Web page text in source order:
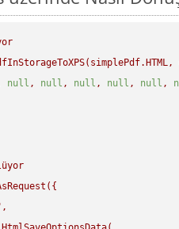
null , null , null , null , null ,
,